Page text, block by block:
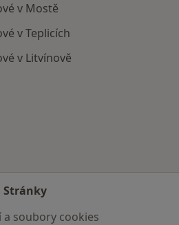
v Mostě
v Teplicích
v Litvínově
Stránky
a soubory cookies